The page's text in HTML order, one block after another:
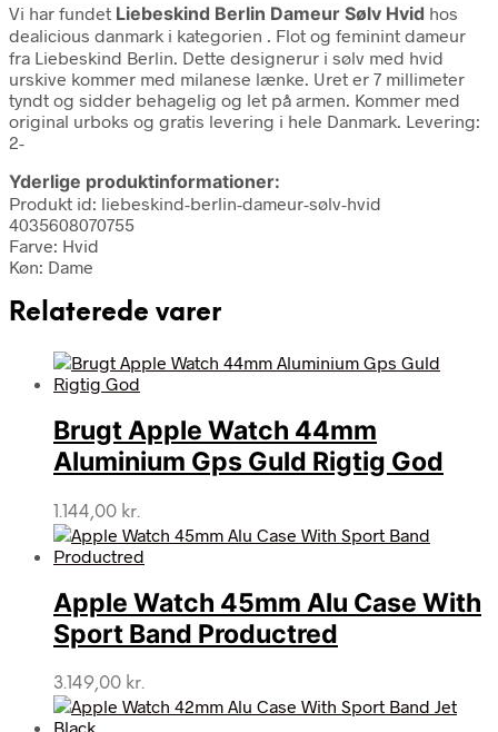
Vi har fundet Liebeskind Berlin Dameur Sølv Hvid hos
dealicious danmark i kategorien . Flot og feminint dameur
fra Liebeskind Berlin. Dette designerur i sølv med hvid
urskive kommer med milanese lænke. Uret er 7 millimeter
tyndt og sidder behagelig og let på armen. Kommer med
original urboks og gratis levering i hele Danmark. Levering:
2-
Yderlige produktinformationer:
Produkt id: liebeskind-berlin-dameur-sølv-hvid
4035608070755
Farve: Hvid
Køn: Dame
Relaterede varer
Brugt Apple Watch 44mm
Aluminium Gps Guld Rigtig God
1.144,00 kr.
Apple Watch 45mm Alu Case With
Sport Band Productred
3.149,00 kr.